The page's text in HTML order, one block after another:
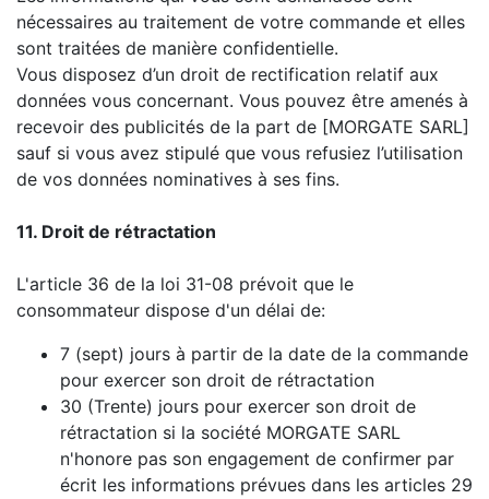
nécessaires au traitement de votre commande et elles
sont traitées de manière confidentielle.
Vous disposez d’un droit de rectification relatif aux
données vous concernant. Vous pouvez être amenés à
recevoir des publicités de la part de [MORGATE SARL]
sauf si vous avez stipulé que vous refusiez l’utilisation
de vos données nominatives à ses fins.
11. Droit de rétractation
L'article 36 de la loi 31-08 prévoit que le
consommateur dispose d'un délai de:
7 (sept) jours à partir de la date de la commande
pour exercer son droit de rétractation
30 (Trente) jours pour exercer son droit de
rétractation si la société MORGATE SARL
n'honore pas son engagement de confirmer par
écrit les informations prévues dans les articles 29